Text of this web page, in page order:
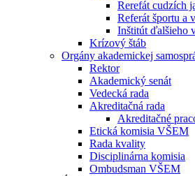
Rerefát cudzích
Referát športu a
Inštitút ďalšieho
Krízový štáb
Orgány akademickej
Rektor
Akademický senát
Vedecká rada
Akreditačná rada
Akreditačné
Etická komisia VŠEM
Rada kvality
Disciplinárna komisia
Ombudsman VŠEM